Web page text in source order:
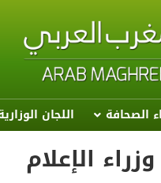
الصحافة اللجان
الإعلام